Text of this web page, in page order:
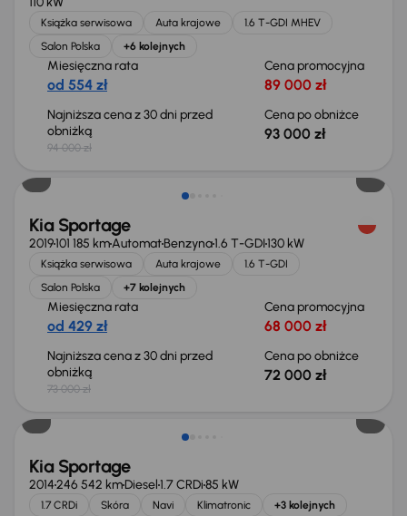
Książka serwisowa Auta krajowe
1.6 T-GDI MHEV
Salon Polska
+6 kolejnych
Miesięczna rata
od 554 zł
Cena promocyjna
89 000 zł
Najniższa cena z 30 dni przed
obniżką
94 000 zł
Cena po obniżce
93 000 zł
Taniej o 1 000 zł
Kia Sportage
2019101 185 kmAutomatBenzyna1.6 T-GDI130 kW
Książka serwisowa Auta krajowe
1.6 T-GDI
Salon Polska
+7 kolejnych
Miesięczna rata
od 429 zł
Cena promocyjna
68 000 zł
Najniższa cena z 30 dni przed
obniżką
73 000 zł
Cena po obniżce
72 000 zł
Kia Sportage
2014246 542 kmDiesel1.7 CRDi85 kW
1.7 CRDi Skóra Navi Klimatronic +3 kolejnych